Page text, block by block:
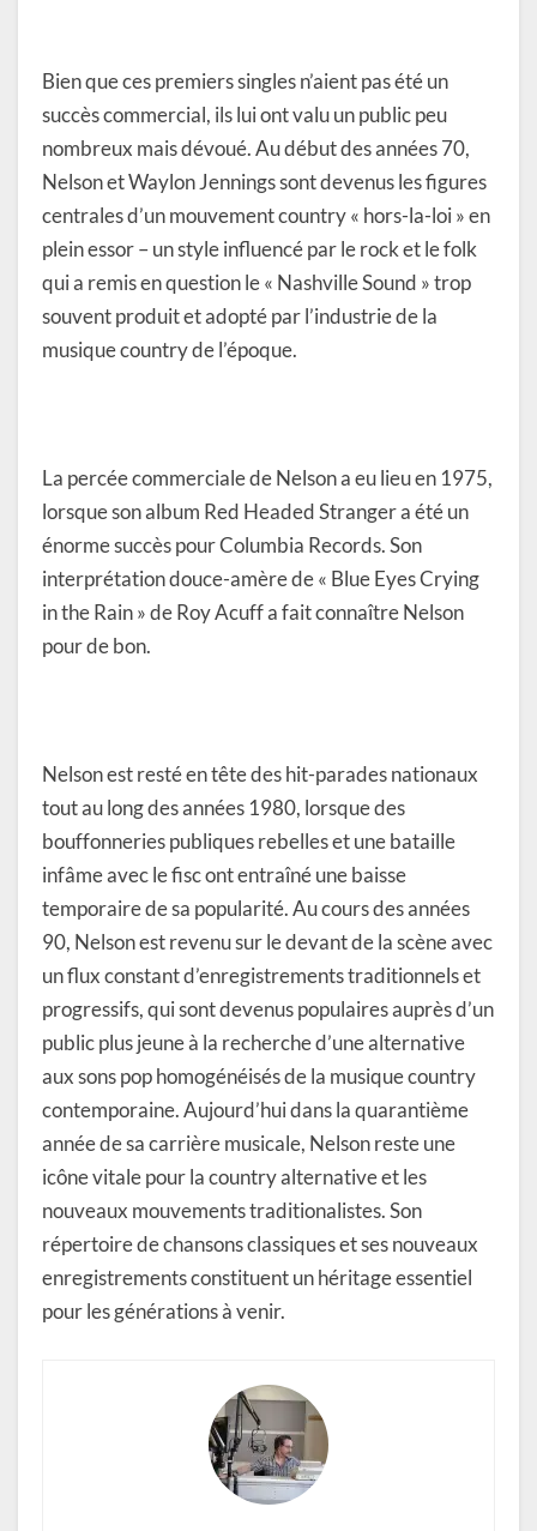
Bien que ces premiers singles n’aient pas été un
succès commercial, ils lui ont valu un public peu
nombreux mais dévoué. Au début des années 70,
Nelson et Waylon Jennings sont devenus les figures
centrales d’un mouvement country « hors-la-loi » en
plein essor – un style influencé par le rock et le folk
qui a remis en question le « Nashville Sound » trop
souvent produit et adopté par l’industrie de la
musique country de l’époque.
La percée commerciale de Nelson a eu lieu en 1975,
lorsque son album Red Headed Stranger a été un
énorme succès pour Columbia Records. Son
interprétation douce-amère de « Blue Eyes Crying
in the Rain » de Roy Acuff a fait connaître Nelson
pour de bon.
Nelson est resté en tête des hit-parades nationaux
tout au long des années 1980, lorsque des
bouffonneries publiques rebelles et une bataille
infâme avec le fisc ont entraîné une baisse
temporaire de sa popularité. Au cours des années
90, Nelson est revenu sur le devant de la scène avec
un flux constant d’enregistrements traditionnels et
progressifs, qui sont devenus populaires auprès d’un
public plus jeune à la recherche d’une alternative
aux sons pop homogénéisés de la musique country
contemporaine. Aujourd’hui dans la quarantième
année de sa carrière musicale, Nelson reste une
icône vitale pour la country alternative et les
nouveaux mouvements traditionalistes. Son
répertoire de chansons classiques et ses nouveaux
enregistrements constituent un héritage essentiel
pour les générations à venir.